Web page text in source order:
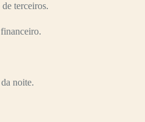
terceiros.
noite.